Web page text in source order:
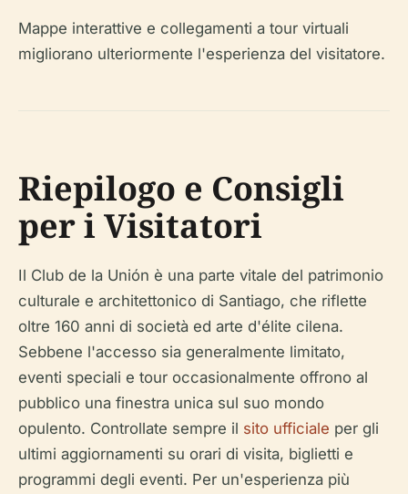
Mappe interattive e collegamenti a tour virtuali
migliorano ulteriormente l'esperienza del visitatore.
Riepilogo e Consigli
per i Visitatori
Il Club de la Unión è una parte vitale del patrimonio
culturale e architettonico di Santiago, che riflette
oltre 160 anni di società ed arte d'élite cilena.
Sebbene l'accesso sia generalmente limitato,
eventi speciali e tour occasionalmente offrono al
pubblico una finestra unica sul suo mondo
opulento. Controllate sempre il sito ufficiale per gli
ultimi aggiornamenti su orari di visita, biglietti e
programmi degli eventi. Per un'esperienza più